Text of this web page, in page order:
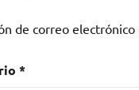
de correo electrónico
*